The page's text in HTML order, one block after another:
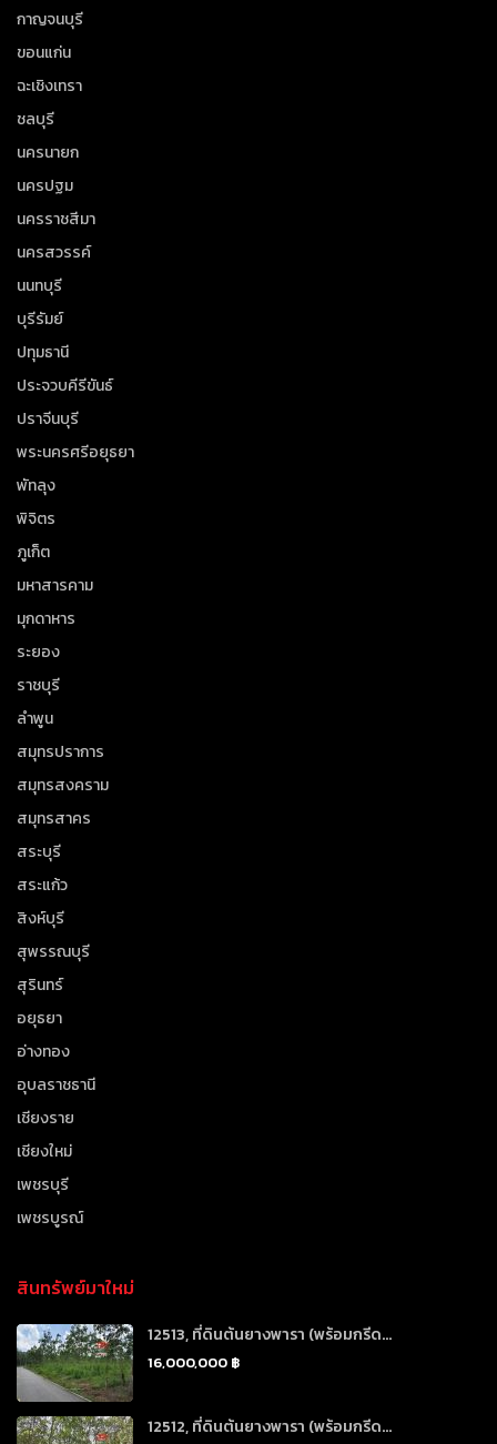
กาญจนบุรี
ขอนแก่น
ฉะเชิงเทรา
ชลบุรี
นครนายก
นครปฐม
นครราชสีมา
นครสวรรค์
นนทบุรี
บุรีรัมย์
ปทุมธานี
ประจวบคีรีขันธ์
ปราจีนบุรี
พระนครศรีอยุธยา
พัทลุง
พิจิตร
ภูเก็ต
มหาสารคาม
มุกดาหาร
ระยอง
ราชบุรี
ลำพูน
สมุทรปราการ
สมุทรสงคราม
สมุทรสาคร
สระบุรี
สระแก้ว
สิงห์บุรี
สุพรรณบุรี
สุรินทร์
อยุธยา
อ่างทอง
อุบลราชธานี
เชียงราย
เชียงใหม่
เพชรบุรี
เพชรบูรณ์
สินทรัพย์มาใหม่
12513, ที่ดินต้นยางพารา (พร้อมกรีด...
16,000,000 ฿
12512, ที่ดินต้นยางพารา (พร้อมกรีด...